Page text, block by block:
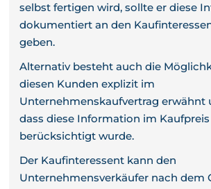
selbst fertigen wird, sollte er diese
dokumentiert an den
geben.
Alternativ besteht auch die
diesen Kunden explizit im
Unternehmenskaufvertrag erwähnt
dass diese Information im Kaufpreis
berücksichtigt wurde.
Der Kaufinteressent kann den
Unternehmensverkäufer nach dem